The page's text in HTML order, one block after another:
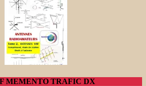
MEMENTO TRAFIC DX